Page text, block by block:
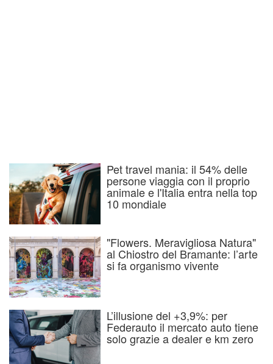
Pet travel mania: il 54% delle
persone viaggia con il proprio
animale e l'Italia entra nella top
10 mondiale
"Flowers. Meravigliosa Natura"
al Chiostro del Bramante: l’arte
si fa organismo vivente
L’illusione del +3,9%: per
Federauto il mercato auto tiene
solo grazie a dealer e km zero